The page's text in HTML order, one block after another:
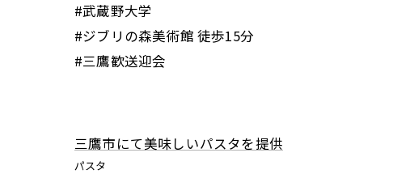
#武蔵野大学
#ジブリの森美術館 徒歩15分
#三鷹歓送迎会
三鷹市にて美味しいパスタを提供
パスタ